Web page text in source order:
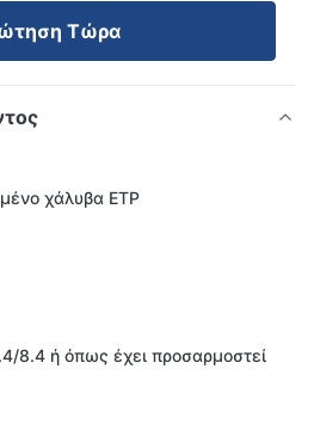
Τώρα
χάλυβα ETP
8.4 ή όπως έχει προσαρμοστεί